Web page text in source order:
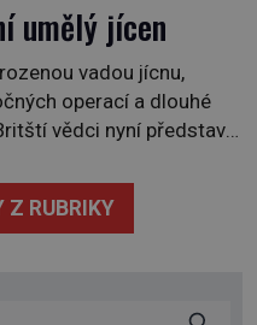
umělý jícen
vadou jícnu,
operací a dlouhé
vědci nyní představili
funkční náhradu
v testech na zvířatech.
Z RUBRIKY